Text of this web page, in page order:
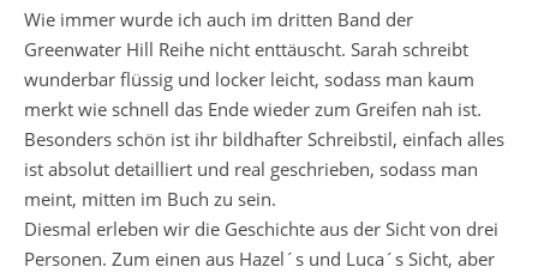
Wie immer wurde ich auch im dritten Band der
Greenwater Hill Reihe nicht enttäuscht. Sarah schreibt
wunderbar flüssig und locker leicht, sodass man kaum
merkt wie schnell das Ende wieder zum Greifen nah ist.
Besonders schön ist ihr bildhafter Schreibstil, einfach alles
ist absolut detailliert und real geschrieben, sodass man
meint, mitten im Buch zu sein.
Diesmal erleben wir die Geschichte aus der Sicht von drei
Personen. Zum einen aus Hazel´s und Luca´s Sicht, aber